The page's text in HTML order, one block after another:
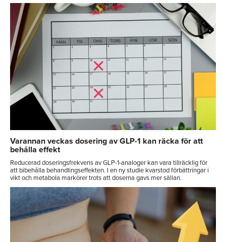
Varannan veckas dosering av GLP-1 kan räcka för att
behålla effekt
Reducerad doseringsfrekvens av GLP-1-analoger kan vara tillräcklig för
att bibehålla behandlingseffekten. I en ny studie kvarstod förbättringar i
vikt och metabola markörer trots att doserna gavs mer sällan.